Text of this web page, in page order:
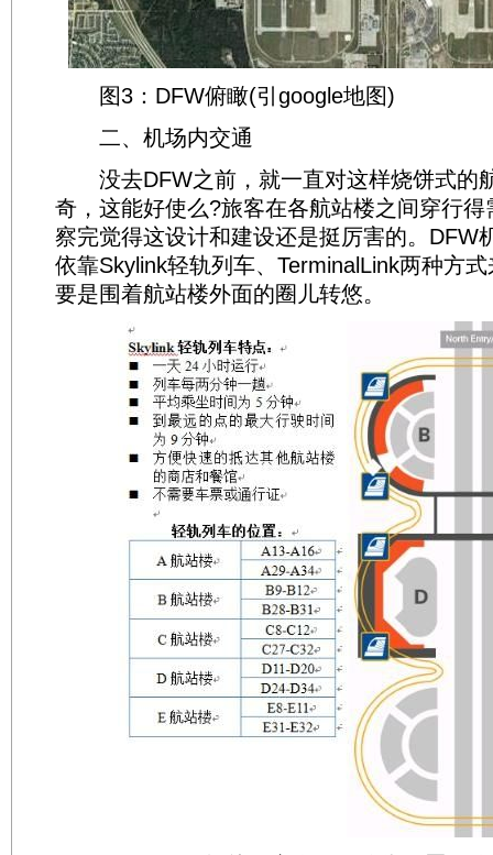
图3：DFW俯瞰(引google地图)
二、机场内交通
没去DFW之前，就一直对这样烧饼式的
奇，这能好使么?旅客在各航站楼之间穿行
察完觉得这设计和建设还是挺厉害的。DFW
依靠Skylink轻轨列车、TerminalLink两种方
要是围着航站楼外面的圈儿转悠。